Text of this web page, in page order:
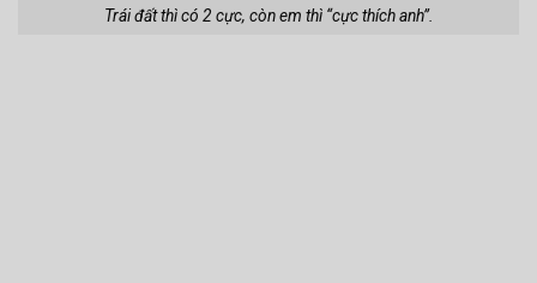
Trái đất thì có 2 cực, còn em thì “cực thích anh”.